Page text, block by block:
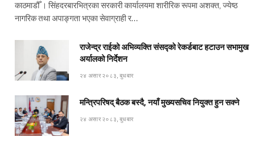
काठमाडौँ । सिंहदरबारभित्रका सरकारी कार्यालयमा शारीरिक रूपमा अशक्त, ज्येष्ठ
नागरिक तथा अपाङ्गता भएका सेवाग्राही र…
राजेन्द्र राईको अभिव्यक्ति संसद्को रेकर्डबाट हटाउन सभामुख
अर्यालको निर्देशन
२४ असार २०८३, बुधबार
मन्त्रिपरिषद् बैठक बस्दै, नयाँ मुख्यसचिव नियुक्त हुन सक्ने
२४ असार २०८३, बुधबार